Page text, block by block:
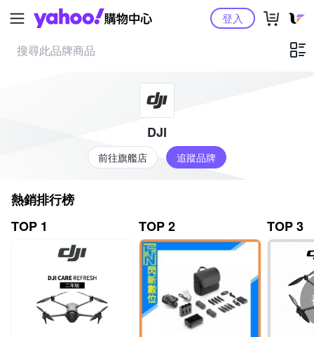
Yahoo購物中心登入
DJI
前往旗艦店 追蹤品牌
熱銷排行榜
TOP 1
TOP 2 TOP 3